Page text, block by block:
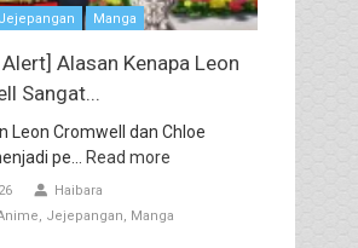
Jejepangan Manga
Alasan Kenapa Leon
Sangat...
Leon Cromwell dan Chloe
pe...
Read more
Haibara
Jejepangan Manga